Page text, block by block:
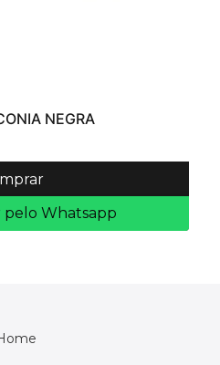
NEGRA
pelo Whatsapp